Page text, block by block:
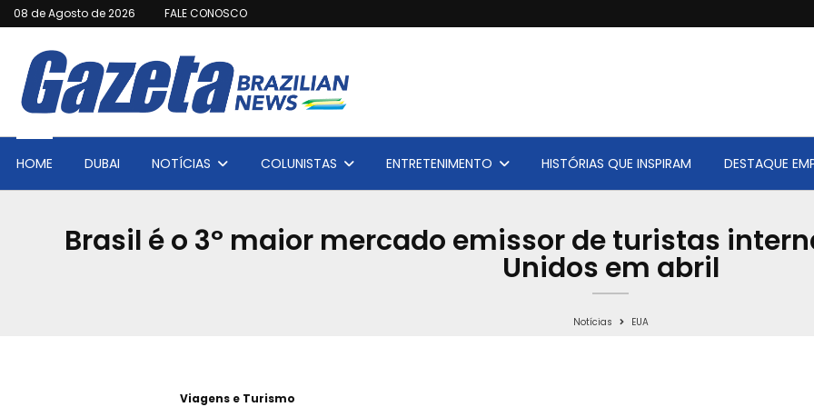
08 de Agosto de 2026 FALE CONOSCO
HOME DUBAI NOTÍCIAS COLUNISTAS ENTRETENIMENTO HISTÓRIAS QUE INSPIRAM DESTAQUE
Brasil é o 3º maior mercado emissor de turistas
Unidos em abril
Notícias EUA
Viagens e Turismo